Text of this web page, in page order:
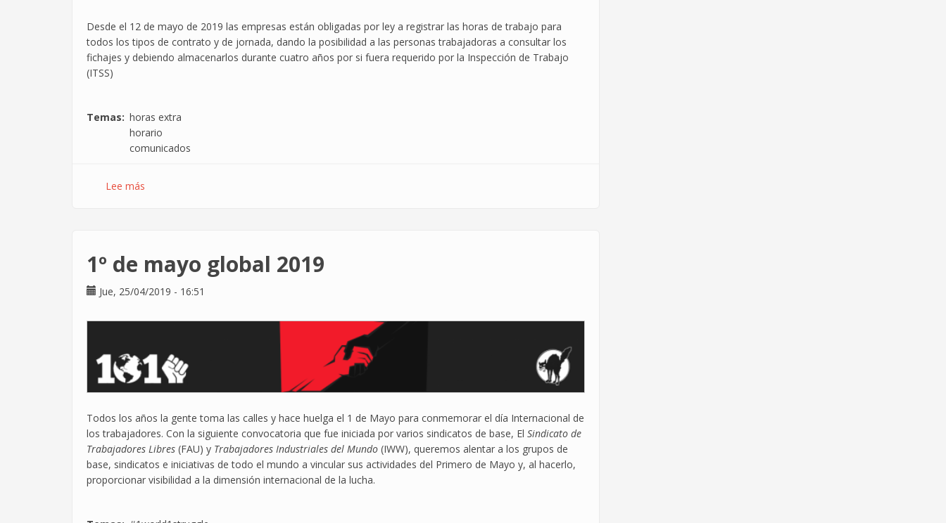
"trabajo
efectivo"
Desde el 12 de mayo de 2019 las empresas están obligadas por ley a registrar las horas de trabajo para
todos los tipos de contrato y de jornada, dando la posibilidad a las personas trabajadoras a consultar los
fichajes y debiendo almacenarlos durante cuatro años por si fuera requerido por la Inspección de Trabajo
(ITSS)
Temas
horas extra
horario
comunicados
Lee más
jornada
1º de mayo global 2019
Jue, 25/04/2019 - 16:51
Todos los años la gente toma las calles y hace huelga el 1 de Mayo para conmemorar el día Internacional de
los trabajadores. Con la siguiente convocatoria que fue iniciada por varios sindicatos de base, El Sindicato de
Trabajadores Libres (FAU) y Trabajadores Industriales del Mundo (IWW), queremos alentar a los grupos de
base, sindicatos e iniciativas de todo el mundo a vincular sus actividades del Primero de Mayo y, al hacerlo,
proporcionar visibilidad a la dimensión internacional de la lucha.